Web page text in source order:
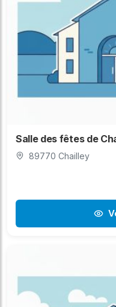
Salle des fêtes de
89770 Chailley